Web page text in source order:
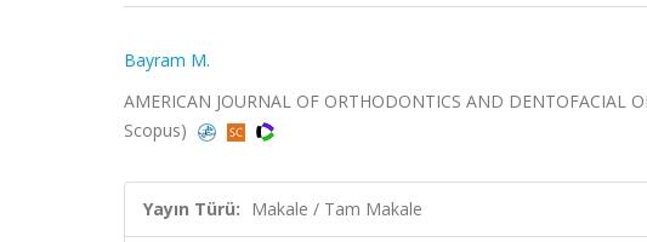
Bayram M.
AMERICAN JOURNAL OF ORTHODONTICS AND DENTOFACIAL
Scopus)
Yayın Türü: Makale / Tam Makale